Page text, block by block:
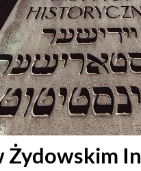
Żydowskim